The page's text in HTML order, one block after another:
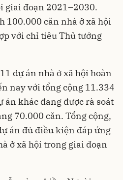
giai đoạn 2021–2030.
100.000 căn nhà ở xã hội
với chỉ tiêu Thủ tướng
dự án nhà ở xã hội hoàn
nay với tổng cộng 11.334
án khác đang được rà soát
70.000 căn. Tổng cộng,
án đủ điều kiện đáp ứng
ở xã hội trong giai đoạn